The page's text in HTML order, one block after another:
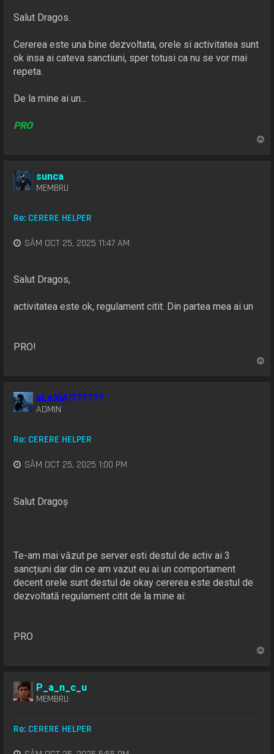
Salut Dragos.
Cererea este una bine dezvoltata, orele si activitatea sunt
ok insa ai cateva sanctiuni, sper totusi ca nu se vor mai
repeta.
De la mine ai un...
PRO
sunca
MEMBRU
Re: CERERE HELPER
SÂM OCT 25, 2025 11:47 AM
Salut Dragos,
activitatea este ok, regulament citit. Din partea mea ai un
PRO!
aLeXiA!??????
ADMIN
Re: CERERE HELPER
SÂM OCT 25, 2025 1:00 PM
Salut Dragoș
Te-am mai văzut pe server esti destul de activ ai 3
sancțiuni dar din ce am vazut eu ai un comportament
decent orele sunt destul de okay cererea este destul de
dezvoltată regulament citit de la mine ai:
PRO
P_a_n_c_u
MEMBRU
Re: CERERE HELPER